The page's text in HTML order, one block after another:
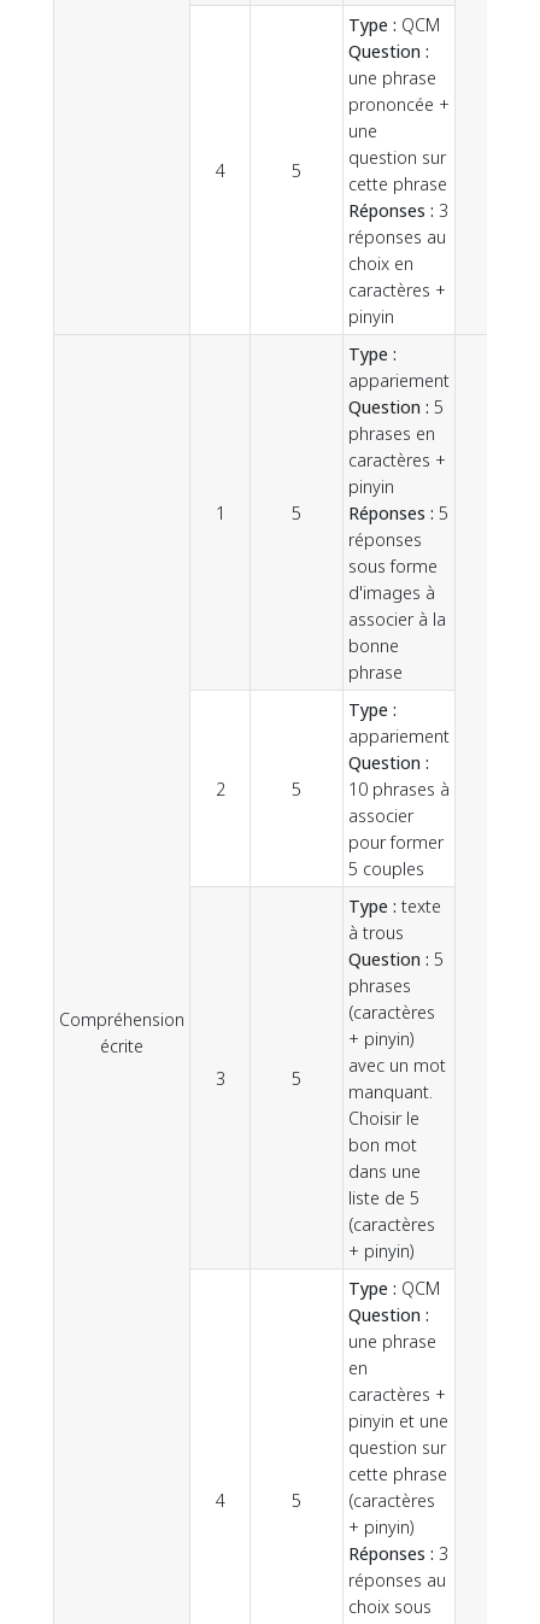
4 5
Type : QCM
Question :
une phrase
prononcée +
une
question sur
cette phrase
Réponses : 3
réponses au
choix en
caractères +
pinyin
Compréhension
écrite
1 5
Type :
appariement
Question : 5
phrases en
caractères +
pinyin
Réponses : 5
réponses
sous forme
d'images à
associer à la
bonne
phrase
2 5
Type :
appariement
Question :
10 phrases à
associer
pour former
5 couples
3 5
Type : texte
à trous
Question : 5
phrases
(caractères
+ pinyin)
avec un mot
manquant.
Choisir le
bon mot
dans une
liste de 5
(caractères
+ pinyin)
4 5
Type : QCM
Question :
une phrase
en
caractères +
pinyin et une
question sur
cette phrase
(caractères
+ pinyin)
Réponses : 3
réponses au
choix sous